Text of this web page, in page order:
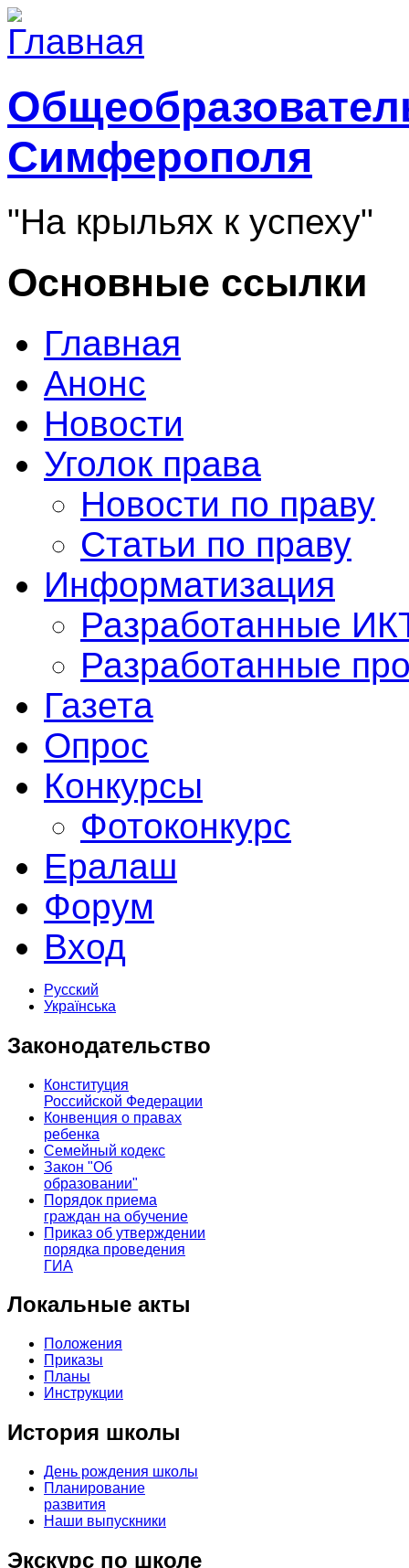
Симферополя
"На крыльях к успеху"
Основные ссылки
Главная
Анонс
Новости
Уголок права
Новости по праву
Статьи по праву
Информатизация
Разработанные
Разработанные
Газета
Опрос
Конкурсы
Фотоконкурс
Ералаш
Форум
Вход
Русский
Українська
Законодательство
Конституция
Российской Федерации
Конвенция о правах
ребенка
Семейный кодекс
Закон "Об
образовании"
Порядок приема
граждан на обучение
Приказ об утверждении
порядка проведения
ГИА
Локальные акты
Положения
Приказы
Планы
Инструкции
История школы
День рождения школы
Планирование
развития
Наши выпускники
Экскурс по школе